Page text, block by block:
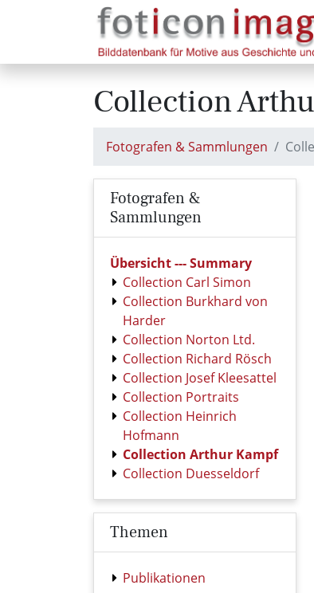
Collection
Fotografen & Sammlungen
Fotografen &
Sammlungen
Übersicht --- Summary
Collection Carl Simon
Collection Burkhard von
Harder
Collection Norton Ltd.
Collection Richard Rösch
Collection Josef Kleesattel
Collection Portraits
Collection Heinrich
Hofmann
Collection Arthur Kampf
Collection Duesseldorf
Themen
Publikationen